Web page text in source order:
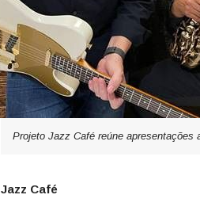
Projeto Jazz Café reúne
Jazz Café